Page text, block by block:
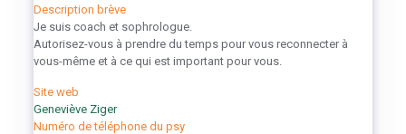
Description brève
Je suis coach et sophrologue.
Autorisez-vous à prendre du temps pour vous reconnecter à
vous-même et à ce qui est important pour vous.
Site web
Geneviève Ziger
Numéro de téléphone du psy